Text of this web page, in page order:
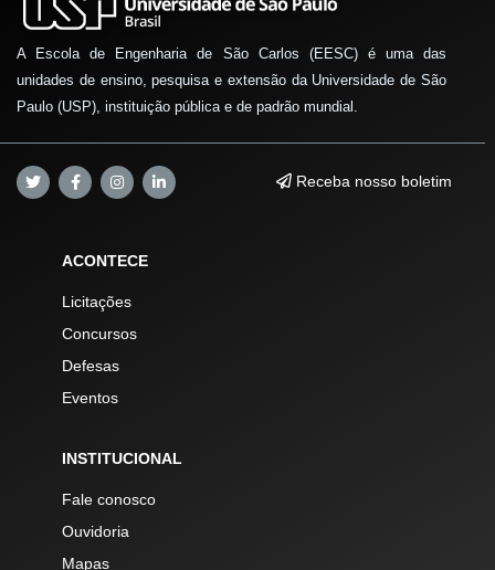
A Escola de Engenharia de São Carlos (EESC) é uma das
unidades de ensino, pesquisa e extensão da Universidade de São
Paulo (USP), instituição pública e de padrão mundial.
Receba nosso boletim
ACONTECE
Licitações
Concursos
Defesas
Eventos
INSTITUCIONAL
Fale conosco
Ouvidoria
Mapas